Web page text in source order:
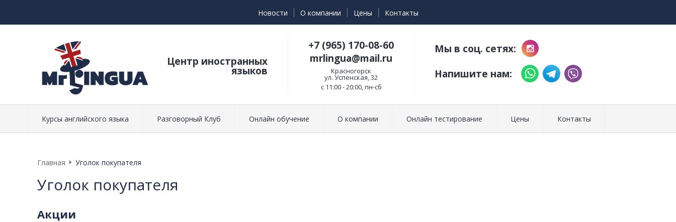
Новости О компании Цены Контакты
Центр иностранных
языков
+7 (965) 170-08-60
mrlingua@mail.ru
Красногорск
ул. Успенская, 32
c 11:00 - 20:00, пн-сб
Мы в соц. сетях:
Напишите нам:
Курсы английского языка Разговорный Клуб Онлайн обучение О компании Онлайн тестирование Цены Контакты
Главная Уголок покупателя
Уголок покупателя
Акции